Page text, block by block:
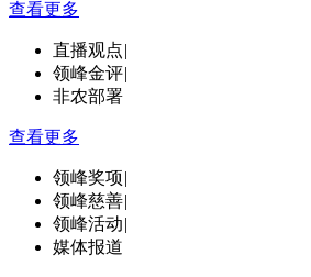
查看更多
直播观点|
领峰金评|
非农部署
查看更多
领峰奖项|
领峰慈善|
领峰活动|
媒体报道